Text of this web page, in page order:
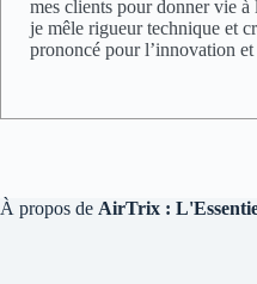
mes clients pour donner vie à
je mêle rigueur technique et
prononcé pour l’innovation
À propos de AirTrix :